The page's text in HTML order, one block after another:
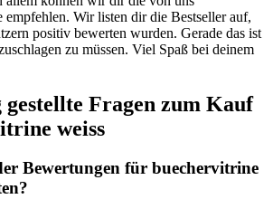
empfehlen. Wir listen dir die Bestseller auf,
positiv bewerten wurden. Gerade das ist
zu müssen. Viel Spaß bei deinem
Fragen zum Kauf
weiss
Bewertungen für buechervitrine